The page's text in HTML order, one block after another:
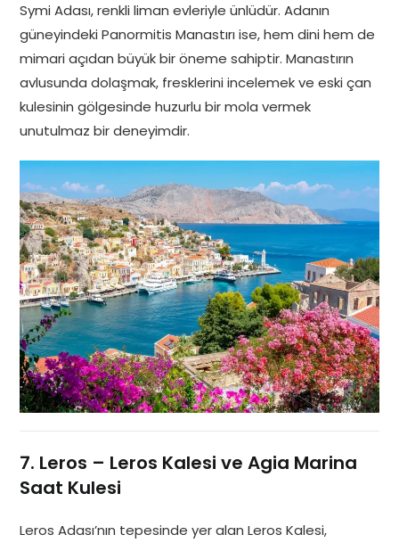
Symi Adası, renkli liman evleriyle ünlüdür. Adanın
güneyindeki Panormitis Manastırı ise, hem dini hem de
mimari açıdan büyük bir öneme sahiptir. Manastırın
avlusunda dolaşmak, fresklerini incelemek ve eski çan
kulesinin gölgesinde huzurlu bir mola vermek
unutulmaz bir deneyimdir.
7. Leros – Leros Kalesi ve Agia Marina
Saat Kulesi
Leros Adası’nın tepesinde yer alan Leros Kalesi,